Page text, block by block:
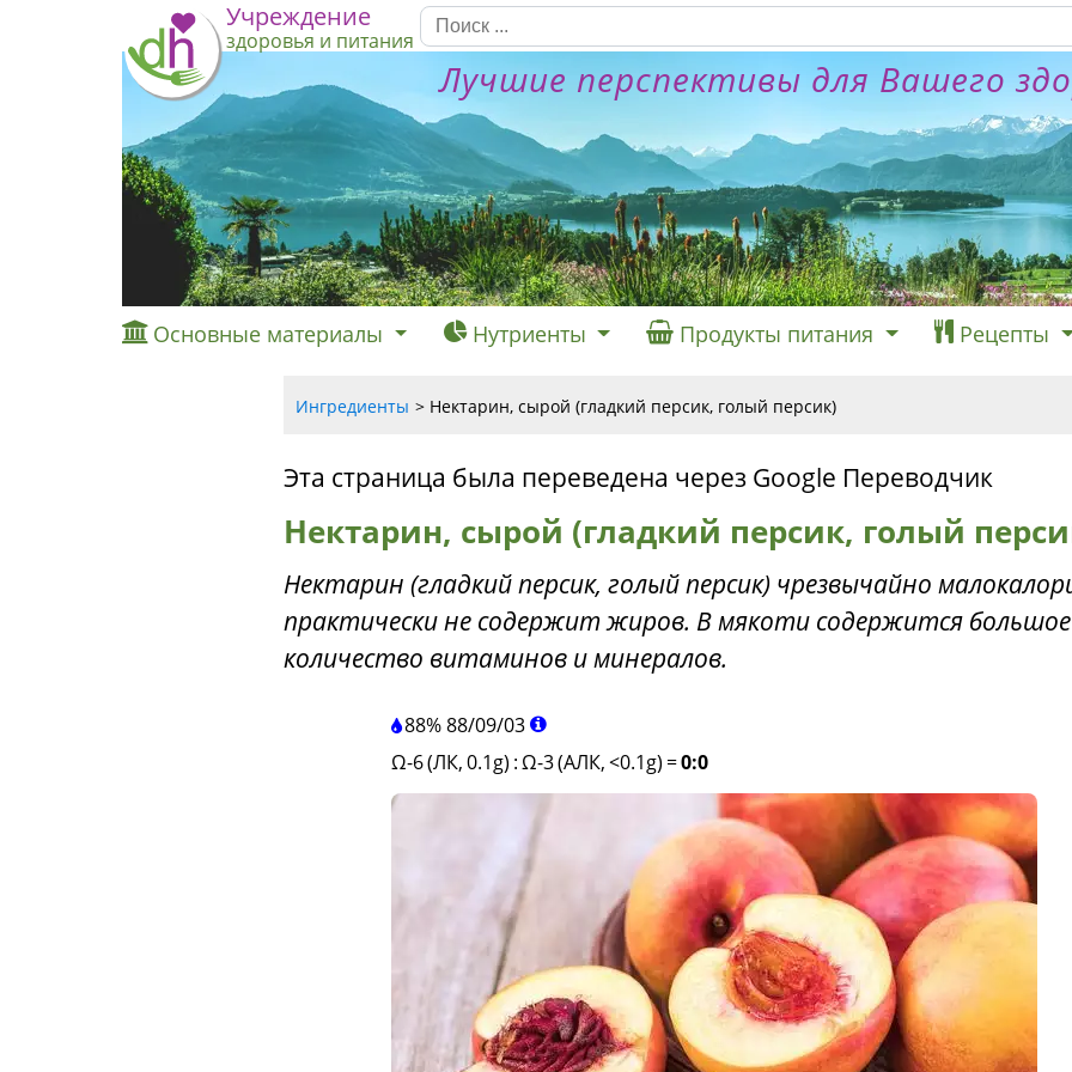
Учреждение
здоровья и питания
Лучшие перспективы для Вашего
Основные материалы Нутриенты Продукты питания Рецепты
Ингредиенты Нектарин, сырой (гладкий персик, голый персик)
Эта страница была переведена через Google Переводчик
Нектарин, сырой (гладкий персик, голый
Нектарин (гладкий персик, голый персик) чрезвычайно
практически не содержит жиров. В мякоти содержится большое
количество витаминов и минералов.
88%88/09/03
Ω-6 (ЛК, 0.1g) :Ω-3 (АЛК, <0.1g) =0:0